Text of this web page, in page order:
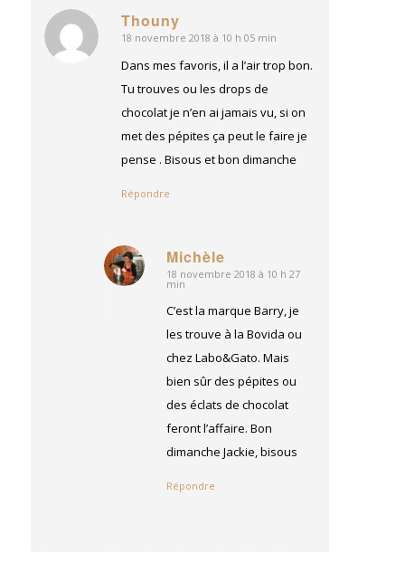
Thouny
dit
18 novembre 2018 à 10 h 05 min
Dans mes favoris, il a l’air trop bon.
Tu trouves ou les drops de
chocolat je n’en ai jamais vu, si on
met des pépites ça peut le faire je
pense . Bisous et bon dimanche
Répondre
Michèle
dit
18 novembre 2018 à 10 h 27
min
C’est la marque Barry, je
les trouve à la Bovida ou
chez Labo&Gato. Mais
bien sûr des pépites ou
des éclats de chocolat
feront l’affaire. Bon
dimanche Jackie, bisous
Répondre